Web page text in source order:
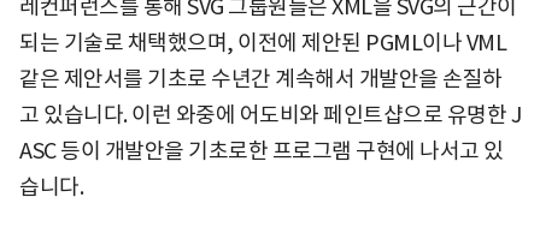
레컨퍼런스를 통해 SVG 그룹원들은 XML을 SVG의 근간이
되는 기술로 채택했으며, 이전에 제안된 PGML이나 VML
같은 제안서를 기초로 수년간 계속해서 개발안을 손질하
고 있습니다. 이런 와중에 어도비와 페인트샵으로 유명한 J
ASC 등이 개발안을 기초로한 프로그램 구현에 나서고 있
습니다.